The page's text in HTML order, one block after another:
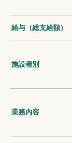
給与（総支給額）
施設種別
業務内容